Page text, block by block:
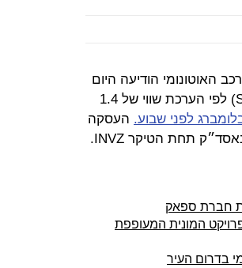
האוטונומי הודיעה היום
כי היא יוצאת להנפקה בעזרת חברת שלד בורסאי (SPAC) לפי הערכת שווי של 1.4
לפני שבוע. העסקה
חברת ספאק
המונית המעופפת
בדרום העיר